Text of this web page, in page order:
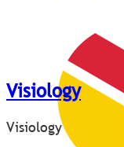
Visiology
Visiology